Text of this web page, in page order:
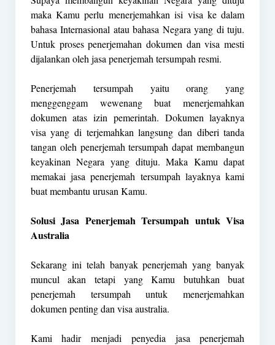
maka Kamu perlu menerjemahkan isi visa ke dalam
bahasa Internasional atau bahasa Negara yang di tuju.
Untuk proses penerjemahan dokumen dan visa mesti
dijalankan oleh jasa penerjemah tersumpah resmi.
Penerjemah tersumpah yaitu orang yang
menggenggam wewenang buat menerjemahkan
dokumen atas izin pemerintah. Dokumen layaknya
visa yang di terjemahkan langsung dan diberi tanda
tangan oleh penerjemah tersumpah dapat membangun
keyakinan Negara yang dituju. Maka Kamu dapat
memakai jasa penerjemah tersumpah layaknya kami
buat membantu urusan Kamu.
Solusi Jasa Penerjemah Tersumpah untuk Visa
Australia
Sekarang ini telah banyak penerjemah yang banyak
muncul akan tetapi yang Kamu butuhkan buat
penerjemah tersumpah untuk menerjemahkan
dokumen penting dan visa australia.
Kami hadir menjadi penyedia jasa penerjemah